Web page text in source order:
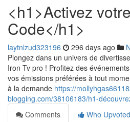
<h1>Activez
Code</h1>
laytnlzud323196 296 days ago
Plongez dans un univers de
Iron Tv pro ! Profitez des
vos émissions préférées à tout
à la demande https://
blogging.com/38106183/h1-
Comments
Who Upvoted